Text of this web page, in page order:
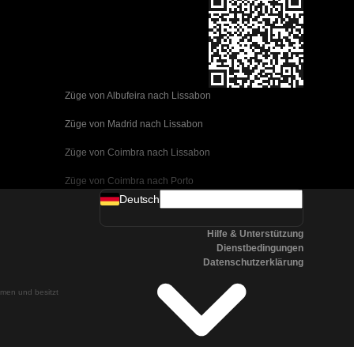
Züge von Albufeira nach Lissabon
Züge von Madrid nach Lissabon
Züge von Coimbra nach Lissabon
Züge von Coimbra nach Porto
Züge von Valencia nach Barcelona
Züge von Malaga nach Barcelona
Züge von Malaga nach Madrid
Züge von Cordoba nach Madrid
und besitzt
Deutsch
Hilfe & Unterstützung
Dienstbedingungen
Datenschutzerklärung